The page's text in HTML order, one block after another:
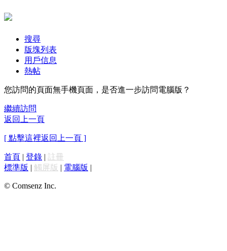
搜尋
版塊列表
用戶信息
熱帖
您訪問的頁面無手機頁面，是否進一步訪問電腦版？
繼續訪問
返回上一頁
[ 點擊這裡返回上一頁 ]
首頁 | 登錄 | 註冊
標準版 | 觸屏版 | 電腦版 |
© Comsenz Inc.